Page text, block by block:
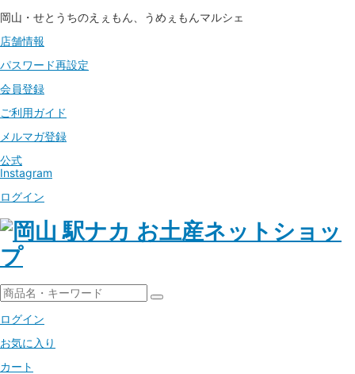
岡山・せとうちのえぇもん、うめぇもんマルシェ
店舗情報
パスワード再設定
会員登録
ご利用ガイド
メルマガ登録
公式
Instagram
ログイン
ログイン
お気に入り
カート